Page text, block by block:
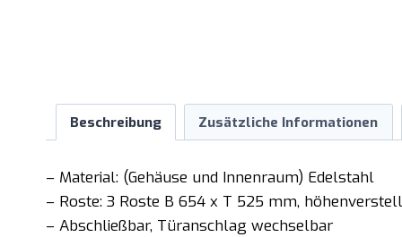
Beschreibung Zusätzliche Informationen
– Material: (Gehäuse und Innenraum) Edelstahl
– Roste: 3 Roste B 654 x T 525 mm,
– Abschließbar, Türanschlag wechselbar